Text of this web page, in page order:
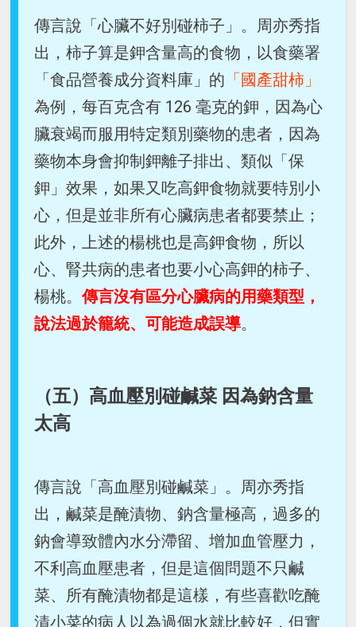
傳言說「心臟不好別碰柿子」。周亦秀指
出，柿子算是鉀含量高的食物，以食藥署
「食品營養成分資料庫」的 「國產甜柿」
為例，每百克含有 126 毫克的鉀，因為心
臟衰竭而服用特定類別藥物的患者，因為
藥物本身會抑制鉀離子排出、類似「保
鉀」效果，如果又吃高鉀食物就要特別小
心，但是並非所有心臟病患者都要禁止；
此外，上述的楊桃也是高鉀食物，所以
心、腎共病的患者也要小心高鉀的柿子、
楊桃。傳言沒有區分心臟病的用藥類型，
說法過於籠統、可能造成誤導。
（五）高血壓別碰鹹菜 因為鈉含量
太高
傳言說「高血壓別碰鹹菜」。周亦秀指
出，鹹菜是醃漬物、鈉含量極高，過多的
鈉會導致體內水分滯留、增加血管壓力，
不利高血壓患者，但是這個問題不只鹹
菜、所有醃漬物都是這樣，有些喜歡吃醃
漬小菜的病人以為過個水就比較好，但實